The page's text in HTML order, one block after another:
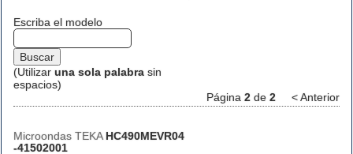
Escriba el modelo
(Utilizar una sola palabra sin
espacios)
Página 2 de 2 < Anterior
Microondas TEKA HC490MEVR04
-41502001